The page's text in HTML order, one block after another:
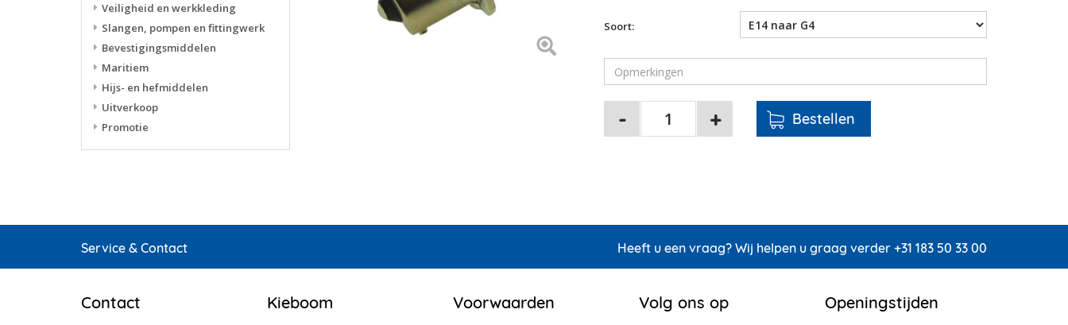
Veiligheid en werkkleding
Slangen, pompen en fittingwerk
Bevestigingsmiddelen
Maritiem
Hijs- en hefmiddelen
Uitverkoop
Promotie
Soort:
Service & Contact Heeft u een vraag? Wij helpen u graag verder +31 183 50 33 00
Contact Kieboom Voorwaarden Volg ons op Openingstijden